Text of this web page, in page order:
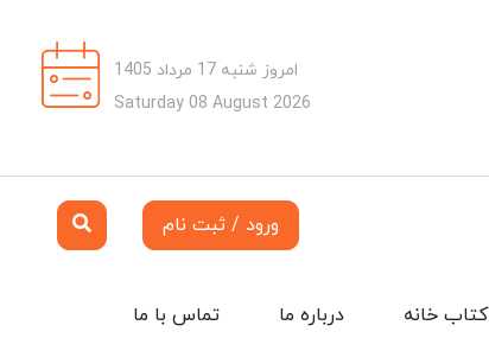
امروز شنبه 17 مرداد 1405
Saturday 08 August 2026
ورود / ثبت نام
تماس با ما درباره ما کتاب خانه